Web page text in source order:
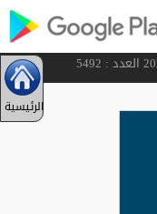
الرئيسية